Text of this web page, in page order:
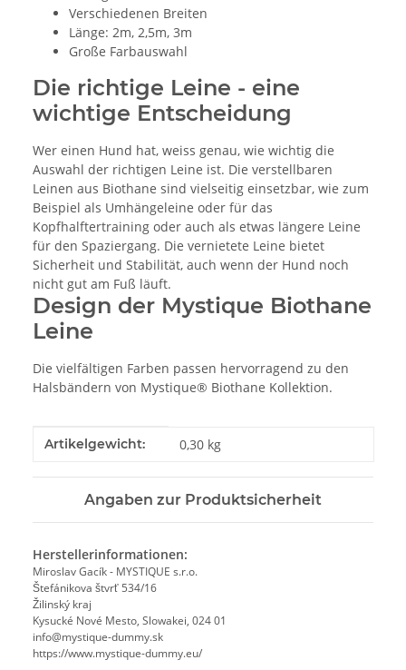
Verschiedenen Breiten
Länge: 2m, 2,5m, 3m
Große Farbauswahl
Die richtige Leine - eine
wichtige Entscheidung
Wer einen Hund hat, weiss genau, wie wichtig die
Auswahl der richtigen Leine ist. Die verstellbaren
Leinen aus Biothane sind vielseitig einsetzbar, wie zum
Beispiel als Umhängeleine oder für das
Kopfhalftertraining oder auch als etwas längere Leine
für den Spaziergang. Die vernietete Leine bietet
Sicherheit und Stabilität, auch wenn der Hund noch
nicht gut am Fuß läuft.
Design der Mystique Biothane
Leine
Die vielfältigen Farben passen hervorragend zu den
Halsbändern von Mystique® Biothane Kollektion.
Produkteigenschaft
Wert
Artikelgewicht: 0,30 kg
Angaben zur Produktsicherheit
Herstellerinformationen:
Miroslav Gacík - MYSTIQUE s.r.o.
Štefánikova štvrť 534/16
Žilinský kraj
Kysucké Nové Mesto, Slowakei, 024 01
info@mystique-dummy.sk
https://www.mystique-dummy.eu/